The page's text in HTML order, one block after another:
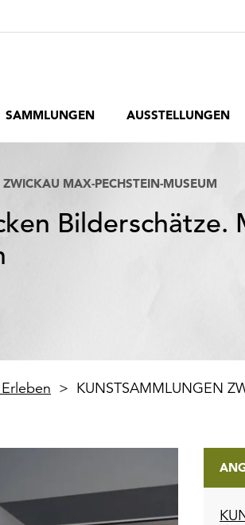
SAMMLUNGEN AUSSTELLUNGEN
MAX-PECHSTEIN-MUSEUM
Bilderschätze.
KUNSTSAMMLUNGEN